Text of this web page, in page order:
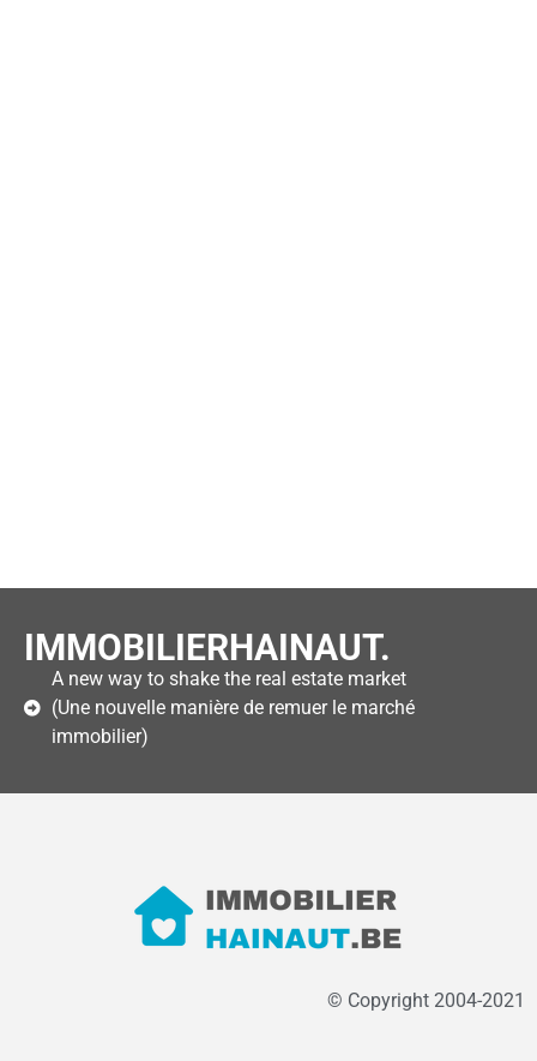
IMMOBILIERHAINAUT.
A new way to shake the real estate market
(Une nouvelle manière de remuer le marché
immobilier)
© Copyright 2004-2021